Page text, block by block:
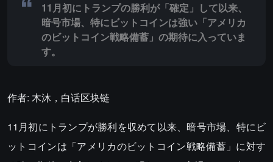
11月初にトランプの勝利が「確定」して以来、
暗号市場、特にビットコインは強い「アメリカ
のビットコイン戦略備蓄」の期待に入っていま
す。
作者: 木沐，白话区块链
11月初にトランプが勝利を収めて以来、暗号市場、特にビ
ットコインは「アメリカのビットコイン戦略備蓄」に対す